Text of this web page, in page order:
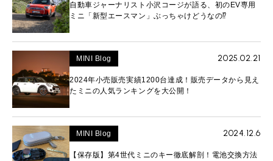
自動車ジャーナリスト小沢コージが語る、初のEV専用
ミニ「新型エースマン」ぶっちゃけどうなの⁉︎
MINI Blog 2025.02.21
2024年小売販売実績1200台達成！販売データから見え
たミニの人気ランキングを大公開！
MINI Blog 2024.12.6
【保存版】第4世代ミニのキー徹底解剖！電池交換方法